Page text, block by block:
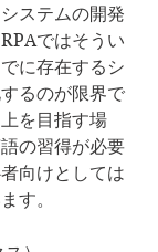
ステムの開発
ではそうい
に存在するシ
るのが限界で
を目指す場
の習得が必要
向けとしては
す。